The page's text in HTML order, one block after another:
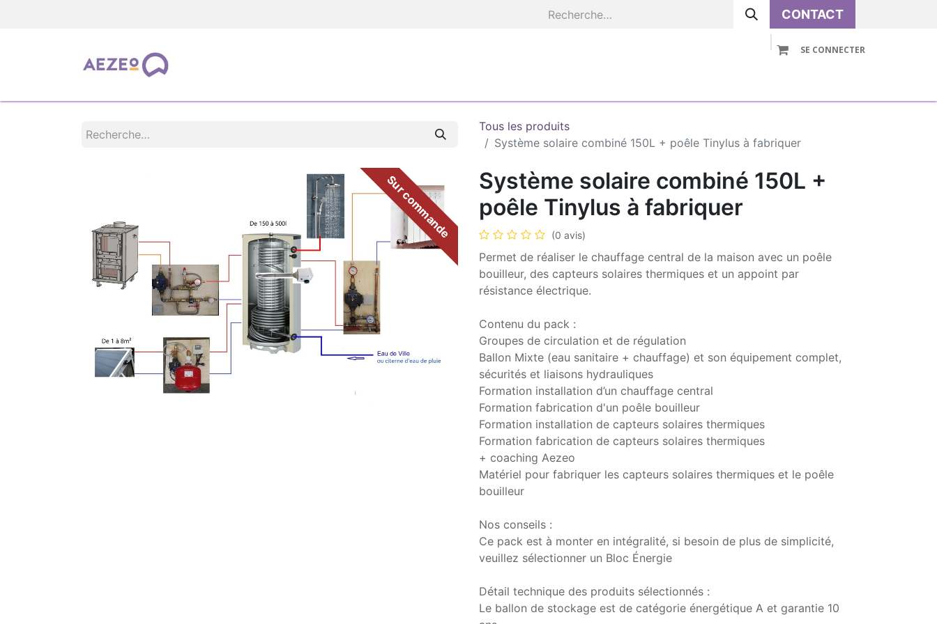
CONTACT
SE CONNECTER
Tous les produits
Système solaire combiné 150L + poêle Tinylus à fabriquer
Sur commande
Système solaire combiné 150L +
poêle Tinylus à fabriquer
(0 avis)
Permet de réaliser le chauffage central de la maison avec un poêle
bouilleur, des capteurs solaires thermiques et un appoint par
résistance électrique.
Contenu du pack :
Groupes de circulation et de régulation
Ballon Mixte (eau sanitaire + chauffage) et son équipement complet,
sécurités et liaisons hydrauliques
Formation installation d’un chauffage central
Formation fabrication d'un poêle bouilleur
Formation installation de capteurs solaires thermiques
Formation fabrication de capteurs solaires thermiques
+ coaching Aezeo
Matériel pour fabriquer les capteurs solaires thermiques et le poêle
bouilleur
Nos conseils :
Ce pack est à monter en intégralité, si besoin de plus de simplicité,
veuillez sélectionner un Bloc Énergie
Détail technique des produits sélectionnés :
Le ballon de stockage est de catégorie énergétique A et garantie 10